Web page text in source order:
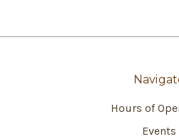
Hours of
Events